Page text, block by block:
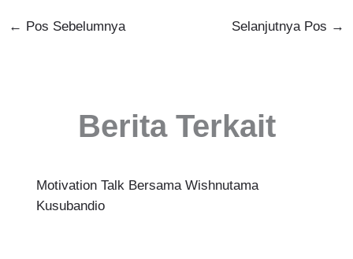
← Pos Sebelumnya Selanjutnya Pos →
Berita Terkait
Motivation Talk Bersama Wishnutama
Kusubandio